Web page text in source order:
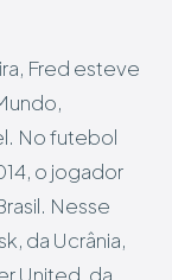
Fred esteve
No futebol
o jogador
Nesse
da Ucrânia,
United, da